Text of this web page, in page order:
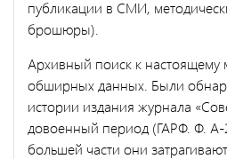
публикации в СМИ,
брошюры).
Архивный поиск к настоящему
обширных данных. Были
истории издания журнала
довоенный период (ГАРФ. Ф. А-
большей части они